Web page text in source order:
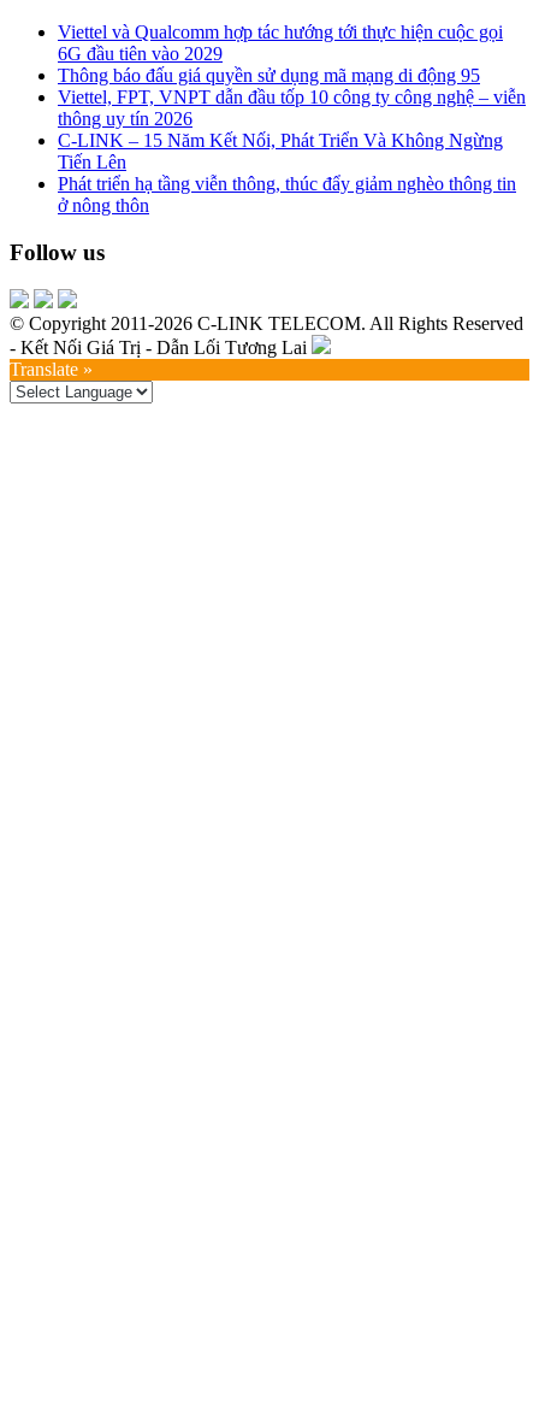
Viettel và Qualcomm hợp tác hướng tới thực hiện cuộc gọi
6G đầu tiên vào 2029
Thông báo đấu giá quyền sử dụng mã mạng di động 95
Viettel, FPT, VNPT dẫn đầu tốp 10 công ty công nghệ – viễn
thông uy tín 2026
C-LINK – 15 Năm Kết Nối, Phát Triển Và Không Ngừng
Tiến Lên
Phát triển hạ tầng viễn thông, thúc đẩy giảm nghèo thông tin
ở nông thôn
Follow us
© Copyright 2011-2026 C-LINK TELECOM. All Rights Reserved
- Kết Nối Giá Trị - Dẫn Lối Tương Lai
Translate »